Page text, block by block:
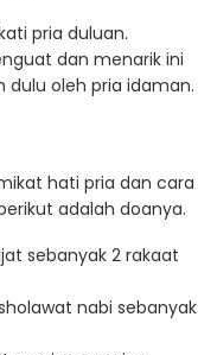
pria duluan.
dan menarik ini
oleh pria idaman.
hati pria dan cara
adalah doanya.
sebanyak 2 rakaat
nabi sebanyak